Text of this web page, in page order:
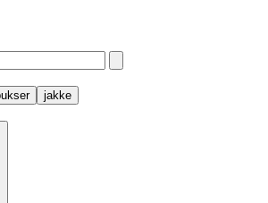
jakke